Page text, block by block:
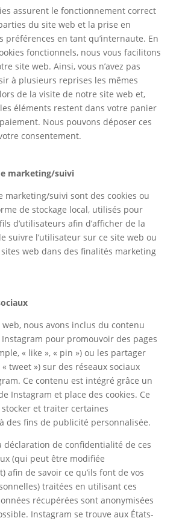
assurent le fonctionnement correct
du site web et la prise en
préférences en tant qu’internaute. En
fonctionnels, nous vous facilitons
site web. Ainsi, vous n’avez pas
à plusieurs reprises les mêmes
de la visite de notre site web et,
éléments restent dans votre panier
Nous pouvons déposer ces
consentement.
marketing/suivi
marketing/suivi sont des cookies ou
de stockage local, utilisés pour
d’utilisateurs afin d’afficher de la
suivre l’utilisateur sur ce site web ou
web dans des finalités marketing
nous avons inclus du contenu
pour promouvoir des pages
« like », « pin ») ou les partager
tweet ») sur des réseaux sociaux
Ce contenu est intégré grâce un
Instagram et place des cookies. Ce
et traiter certaines
des fins de publicité personnalisée.
déclaration de confidentialité de ces
(qui peut être modifiée
afin de savoir ce qu’ils font de vos
traitées en utilisant ces
récupérées sont anonymisées
Instagram se trouve aux États-